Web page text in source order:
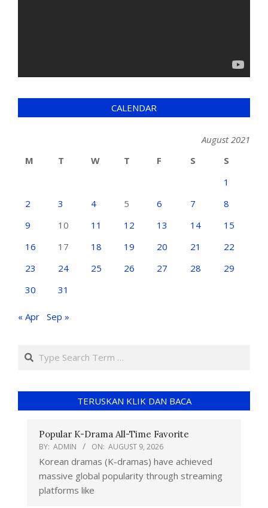
CALENDAR
August 2021
M
T W T F S
S
1
2
3 4 5 6 7
8
9
10 11 12 13 14
15
16
17 18 19 20 21
22
23
24 25 26 27 28
29
30
31
« Apr Sep »
TERUSKAN KLIK DAN BACA
Popular K-Drama All-Time Favorite
BY: ADMIN ON: AUGUST 9, 2026
Korean dramas (K-dramas) have achieved
massive global popularity through streaming
platforms like